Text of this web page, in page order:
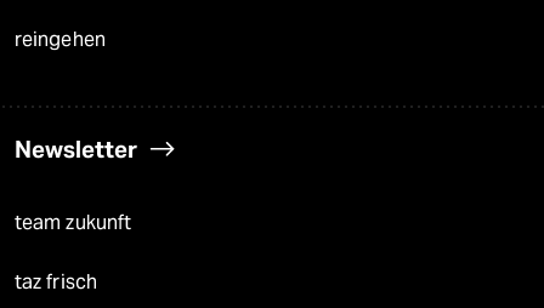
reingehen
Newsletter
team zukunft
taz frisch